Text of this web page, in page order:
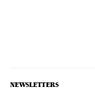
NEWSLETTERS